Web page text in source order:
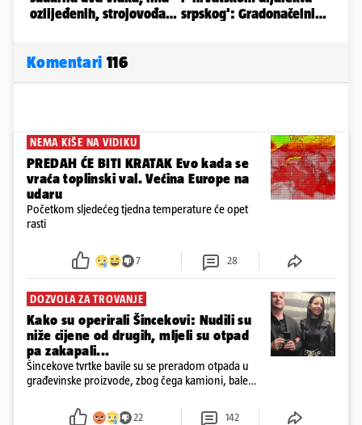
Komentari 116
NEMA KIŠE NA VIDIKU
PREDAH ĆE BITI KRATAK Evo kada se
vraća toplinski val. Većina Europe na
udaru
Početkom sljedećeg tjedna temperature će opet
rasti
7 28
DOZVOLA ZA TROVANJE
Kako su operirali Šincekovi: Nudili su
niže cijene od drugih, mljeli su otpad
pa zakapali...
Šincekove tvrtke bavile su se preradom otpada u
građevinske proizvode, zbog čega kamioni, bale
22 142